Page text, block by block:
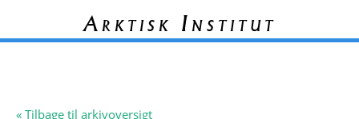
Arktisk Institut
« Tilbage til arkivoversigt